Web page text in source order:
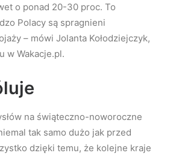
o ponad 20-30 proc. To
Polacy są spragnieni
– mówi Jolanta Kołodziejczyk,
w Wakacje.pl.
na świąteczno-noworoczne
tak samo dużo jak przed
dzięki temu, że kolejne kraje